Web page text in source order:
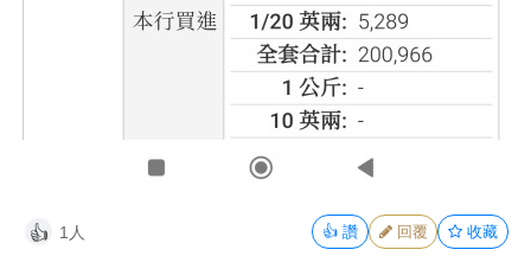
👍 1人 👍 讚 回覆 收藏